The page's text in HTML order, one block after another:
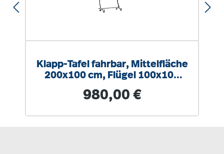
Klapp-Tafel fahrbar, Mittelfläche
200x100 cm, Flügel 100x100
Regulärer Preis:
980,00 €